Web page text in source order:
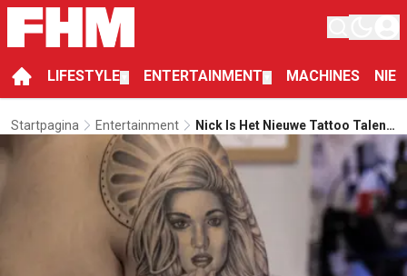
LIFESTYLE ENTERTAINMENT MACHINES
Startpagina Entertainment
Nick Is Het Nieuwe Tattoo Talent
Van Bang Bang NYC